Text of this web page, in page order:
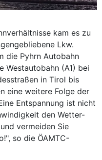
kam es zu
Lkw.
die Pyhrn Autobahn
Westautobahn (A1) bei
in Tirol bis
eine weitere Folge der
Entspannung ist nicht
den Wetter-
vermeiden Sie
so die ÖAMTC-